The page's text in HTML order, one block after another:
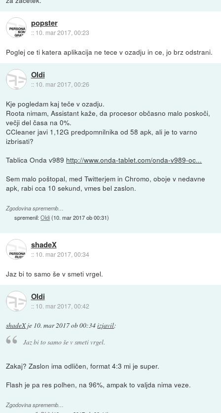
popster
:: 10. mar 2017, 00:23
Poglej ce ti katera aplikacija ne tece v ozadju in ce, jo brz odstrani.
Oldi
:: 10. mar 2017, 00:26
Kje pogledam kaj teče v ozadju.
Roota nimam, Assistant kaže, da procesor občasno malo poskoči,
večji del časa na 0%.
CCleaner javi 1,12G predpomnilnika od 58 apk, ali je to varno
izbrisati?
Tablica Onda v989 http://www.onda-tablet.com/onda-v989-oc...
Sem malo poštopal, med Twitterjem in Chromo, oboje v nedavne
apk, rabi cca 10 sekund, vmes bel zaslon.
Zgodovina sprememb…
spremenil:Oldi(10. mar 2017 ob 00:31)
shadeX
:: 10. mar 2017, 00:34
Jaz bi to samo še v smeti vrgel.
Oldi
:: 10. mar 2017, 00:42
shadeXje 10. mar 2017 ob 00:34izjavil:
Jaz bi to samo še v smeti vrgel.
Zakaj? Zaslon ima odličen, format 4:3 mi je super.
Flash je pa res polhen, na 96%, ampak to valjda nima veze.
Zgodovina sprememb…